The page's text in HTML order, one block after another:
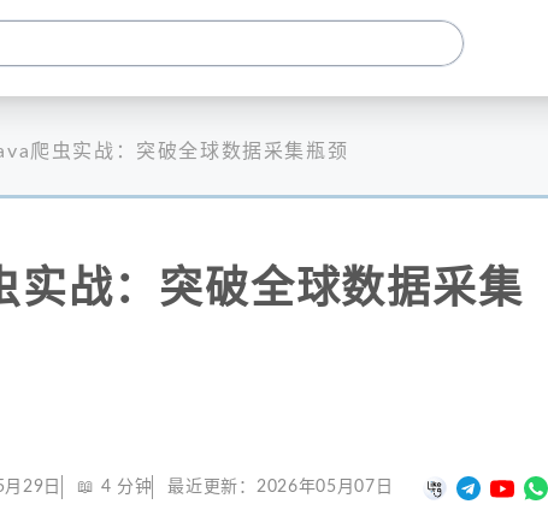
爬虫实战：突破全球数据采集瓶颈
实战：突破全球数据采集
29日 📖 4 分钟 最近更新： 2026年05月07日